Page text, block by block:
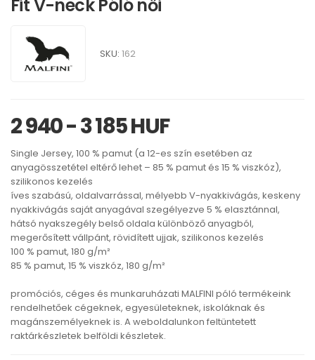
Fit V-neck Póló női
SKU: 162
2 940 - 3 185 HUF
Single Jersey, 100 % pamut (a 12-es szín esetében az
anyagösszetétel eltérő lehet – 85 % pamut és 15 % viszkóz),
szilikonos kezelés
íves szabású, oldalvarrással, mélyebb V-nyakkivágás, keskeny
nyakkivágás saját anyagával szegélyezve 5 % elasztánnal,
hátsó nyakszegély belső oldala különböző anyagból,
megerősített vállpánt, rövidített ujjak, szilikonos kezelés
100 % pamut, 180 g/m²
85 % pamut, 15 % viszkóz, 180 g/m²
promóciós, céges és munkaruházati MALFINI póló termékeink
rendelhetőek cégeknek, egyesületeknek, iskoláknak és
magánszemélyeknek is. A weboldalunkon feltüntetett
raktárkészletek belföldi készletek.